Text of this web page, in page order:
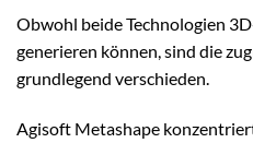
Obwohl beide Technologien
generieren können, sind die
grundlegend verschieden.
Agisoft Metashape